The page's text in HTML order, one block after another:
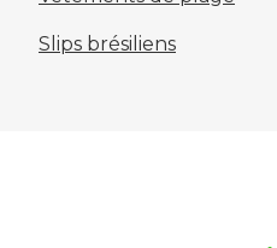
Slips brésiliens